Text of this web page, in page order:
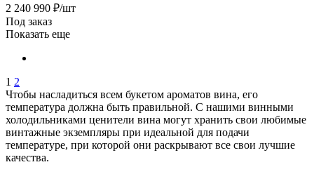
2 240 990 ₽/шт
Под заказ
Показать еще
1 2
Чтобы насладиться всем букетом ароматов вина, его
температура должна быть правильной. С нашими винными
холодильниками ценители вина могут хранить свои любимые
винтажные экземпляры при идеальной для подачи
температуре, при которой они раскрывают все свои лучшие
качества.